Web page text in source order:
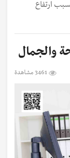
ارتفاع
والجمال
3461 مشاهدة